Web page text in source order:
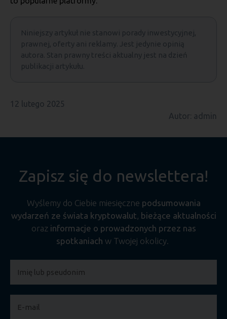
Niniejszy artykuł nie stanowi porady inwestycyjnej,
prawnej, oferty ani reklamy. Jest jedynie opinią
autora. Stan prawny treści aktualny jest na dzień
publikacji artykułu.
12 lutego 2025
Autor: admin
Zapisz się do newslettera!
Wyślemy do Ciebie miesięczne podsumowania
wydarzeń ze świata kryptowalut, bieżące aktualności
oraz informacje o prowadzonych przez nas
spotkaniach w Twojej okolicy.